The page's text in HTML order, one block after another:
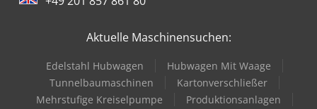
Aktuelle Maschinensuchen:
Edelstahl Hubwagen
Hubwagen Mit Waage
Tunnelbaumaschinen
Kartonverschließer
Mehrstufige Kreiselpumpe
Produktionsanlagen